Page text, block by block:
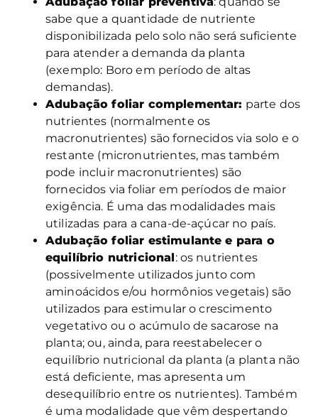
sabe que a quantidade de nutriente
disponibilizada pelo solo não será suficiente
para atender a demanda da planta
(exemplo: Boro em período de altas
demandas).
Adubação foliar complementar: parte dos
nutrientes (normalmente os
macronutrientes) são fornecidos via solo e o
restante (micronutrientes, mas também
pode incluir macronutrientes) são
fornecidos via foliar em períodos de maior
exigência. É uma das modalidades mais
utilizadas para a cana-de-açúcar no país.
Adubação foliar estimulante e para o
equilíbrio nutricional: os nutrientes
(possivelmente utilizados junto com
aminoácidos e/ou hormônios vegetais) são
utilizados para estimular o crescimento
vegetativo ou o acúmulo de sacarose na
planta; ou, ainda, para reestabelecer o
equilíbrio nutricional da planta (a planta não
está deficiente, mas apresenta um
desequilíbrio entre os nutrientes). Também
é uma modalidade que vêm despertando